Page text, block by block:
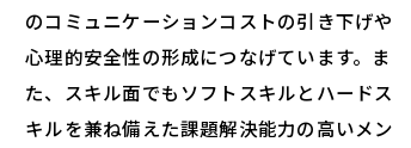
のコミュニケーションコストの引き下げや
心理的安全性の形成につなげています。ま
た、スキル面でもソフトスキルとハードス
キルを兼ね備えた課題解決能力の高いメン